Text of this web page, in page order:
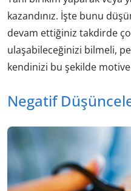
kazandınız. İşte bunu
devam ettiğiniz takdirde
ulaşabileceğinizi bilmeli,
kendinizi bu şekilde
Negatif